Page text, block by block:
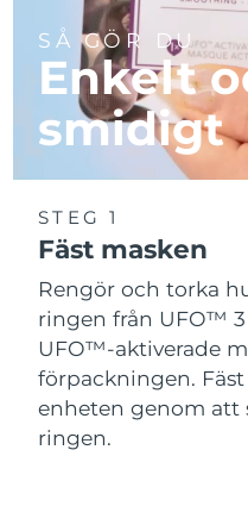
SÅ GÖR DU
Enkelt
smidigt
STEG 1
Fäst masken
Rengör och torka
ringen från UFO™
UFO™-aktiverade
förpackningen.
enheten genom att
ringen.